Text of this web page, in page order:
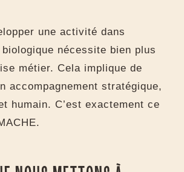
une activité dans
biologique nécessite bien plus
métier. Cela implique de
accompagnement stratégique,
humain. C’est exactement ce